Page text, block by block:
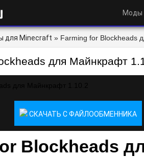
Моды
для Minecraft » Farming for Blockheads
для Майнкрафт
СКАЧАТЬ С ФАЙЛООБМЕННИКА
Blockheads